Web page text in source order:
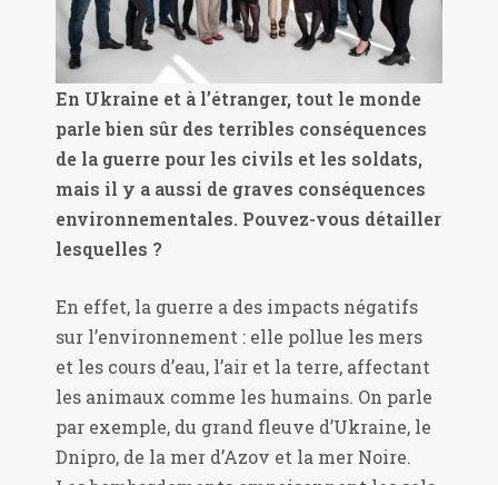
En Ukraine et à l’étranger, tout le monde
parle bien sûr des terribles conséquences
de la guerre pour les civils et les soldats,
mais il y a aussi de graves conséquences
environnementales. Pouvez-vous détailler
lesquelles ?
En effet, la guerre a des impacts négatifs
sur l’environnement : elle pollue les mers
et les cours d’eau, l’air et la terre, affectant
les animaux comme les humains. On parle
par exemple, du grand fleuve d’Ukraine, le
Dnipro, de la mer d’Azov et la mer Noire.